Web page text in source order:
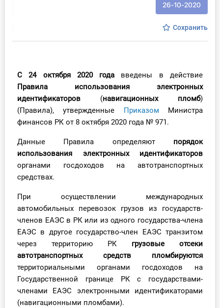
Справочник бухгалтера
Участник ВЭД
Кадры. Труд. Зарплата.
Учет по отраслям
Юридический помощник
Интернет-магазин
Обучение
26-10-2020
Сохранить
С 24 октября 2020 года введены в действие
Правила использования электронных
идентификаторов (навигационных пломб)
(Правила), утвержденные
Приказом Министра
финансов РК от 8 октября 2020 года № 971.
Данные Правила определяют порядок
использования электронных идентификаторов
органами госдоходов на автотранспортных
средствах.
При осуществлении международных
автомобильных перевозок грузов из государств-
членов ЕАЭС в РК или из одного государства-члена
ЕАЭС в другое государство-член ЕАЭС транзитом
через территорию РК грузовые отсеки
автотранспортных средств пломбируются
территориальными органами госдоходов на
Государственной границе РК с государствами-
членами ЕАЭС электронными идентификаторами
(навигационными пломбами).